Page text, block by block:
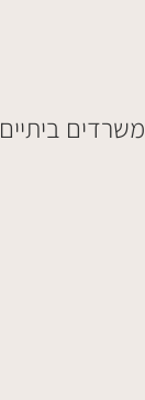
משרדים ביתיים